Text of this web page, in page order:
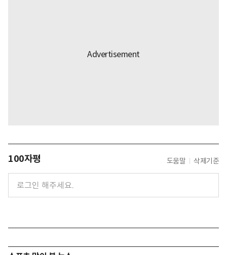
100자평 도움말 삭제기준